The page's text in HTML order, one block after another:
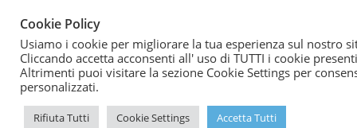
Cookie Policy
Usiamo i cookie per migliorare la tua esperienza sul nostro
Cliccando accetta acconsenti all' uso di TUTTI i cookie
Altrimenti puoi visitare la sezione Cookie Settings per
personalizzati.
Rifiuta Tutti Cookie Settings Accetta Tutti